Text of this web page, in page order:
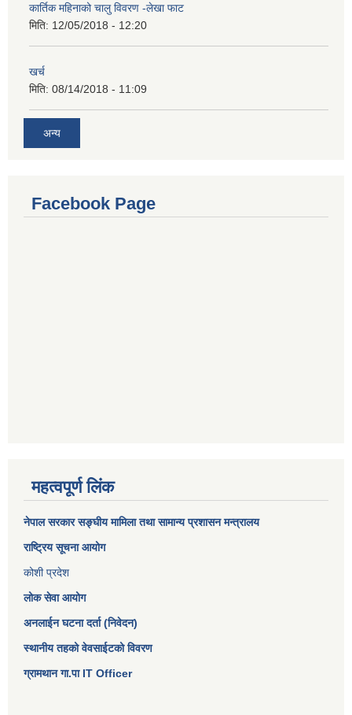
कार्तिक महिनाको चालु विवरण -लेखा फाट
मिति: 12/05/2018 - 12:20
खर्च
मिति: 08/14/2018 - 11:09
अन्य
Facebook Page
महत्वपूर्ण लिंक
नेपाल सरकारसङ्घीय मामिला तथा सामान्य प्रशासन मन्त्रालय
राष्ट्रिय सूचना आयोग
कोशी प्रदेश
लोक सेवा आयोग
अनलाईन घटना दर्ता (निवेदन)
स्थानीय तहको वेवसाईटको विवरण
ग्रामथान गा.पा IT Officer